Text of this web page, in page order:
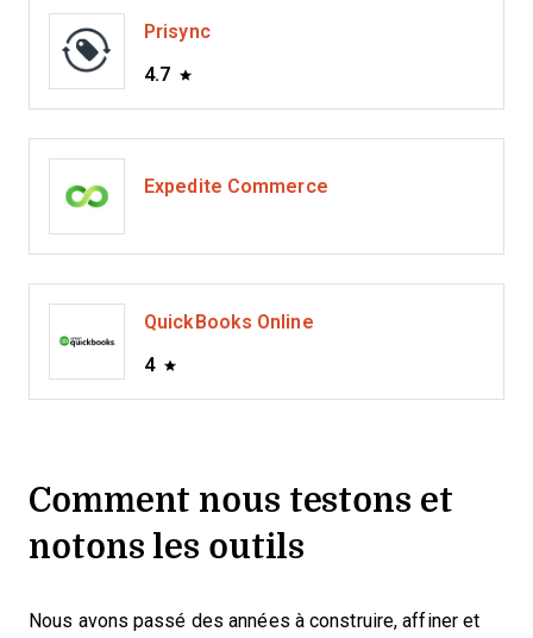
Prisync
4.7
Expedite Commerce
QuickBooks Online
4
Comment nous testons et
notons les outils
Nous avons passé des années à construire, affiner et